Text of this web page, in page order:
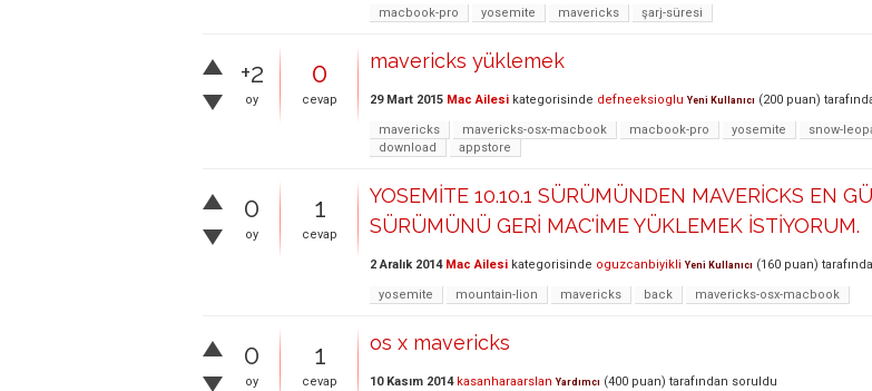
macbook-pro yosemite mavericks şarj-süresi
+2
oy
0
cevap
mavericks yüklemek
29 Mart 2015 Mac Ailesi kategorisinde defneeksioglu Yeni Kullanıcı (200 puan)
mavericks mavericks-osx-macbook macbook-pro yosemite
snow-
download
appstore
0
oy
1
cevap
YOSEMİTE 10.10.1 SÜRÜMÜNDEN MAVERİCKS EN
SÜRÜMÜNÜ GERİ MAC'İME YÜKLEMEK İSTİYORUM.
2 Aralık 2014 Mac Ailesi kategorisinde oguzcanbiyikli Yeni Kullanıcı (160 puan)
yosemite mountain-lion mavericks back mavericks-osx-macbook
0
oy
1
cevap
os x mavericks
10 Kasım 2014 kasanharaarslan Yardımcı (400 puan) tarafından soruldu